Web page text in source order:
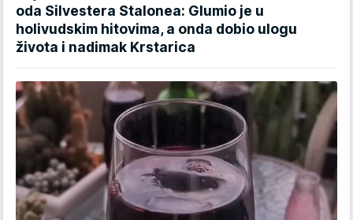
oda Silvestera Stalonea: Glumio je u
holivudskim hitovima, a onda dobio ulogu
života i nadimak Krstarica